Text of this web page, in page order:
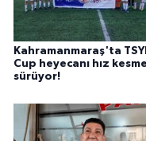
Kahramanmaraş'ta
Cup heyecanı hız
sürüyor!